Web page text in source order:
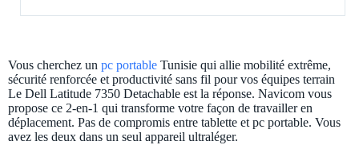
Vous cherchez un pc portable Tunisie qui allie mobilité extrême,
sécurité renforcée et productivité sans fil pour vos équipes terrain
Le Dell Latitude 7350 Detachable est la réponse. Navicom vous
propose ce 2-en-1 qui transforme votre façon de travailler en
déplacement. Pas de compromis entre tablette et pc portable. Vous
avez les deux dans un seul appareil ultraléger.